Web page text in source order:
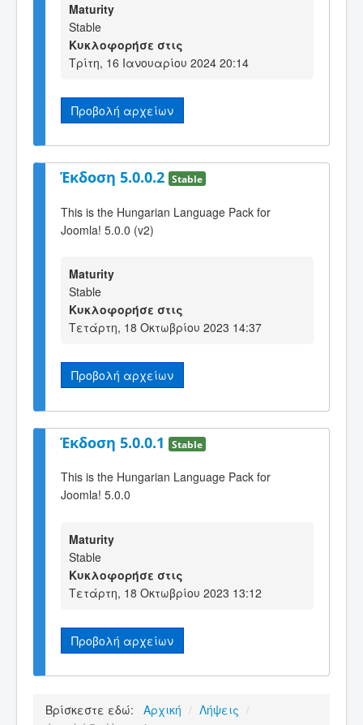
Maturity
Stable
Κυκλοφορήσε στις
Τρίτη, 16 Ιανουαρίου 2024 20:14
Προβολή αρχείων
Έκδοση 5.0.0.2 Stable
This is the Hungarian Language Pack for
Joomla! 5.0.0 (v2)
Maturity
Stable
Κυκλοφορήσε στις
Τετάρτη, 18 Οκτωβρίου 2023 14:37
Προβολή αρχείων
Έκδοση 5.0.0.1 Stable
This is the Hungarian Language Pack for
Joomla! 5.0.0
Maturity
Stable
Κυκλοφορήσε στις
Τετάρτη, 18 Οκτωβρίου 2023 13:12
Προβολή αρχείων
Βρίσκεστε εδώ: Αρχική / Λήψεις /